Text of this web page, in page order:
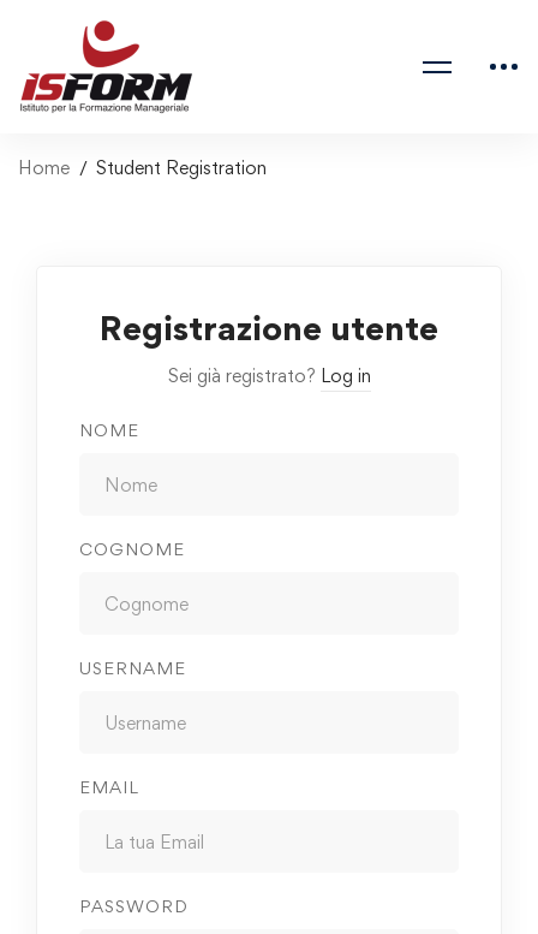
Home Student Registration
Registrazione utente
Sei già registrato? Log in
NOME
COGNOME
USERNAME
EMAIL
PASSWORD